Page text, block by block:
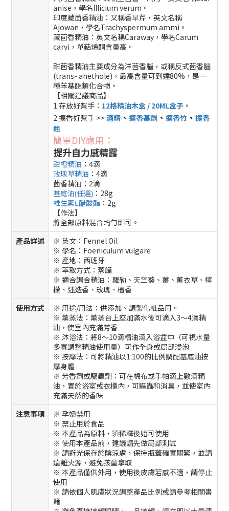
anise，學名Illicium verum。
印度藏茴香精油：又稱香旱芹，英文名稱
Ajowan，學名Trachyspermum ammi。
藏茴香精油：英文名稱Caraway，學名Carum
carvi，單萜烯酮含量高。
甜茴香精油主要成分為洋茴香腦，或稱反式茴香腦
(trans- anethole)，最高含量可到達80%，是一
種苯基醚類化合物。
【相關建議商品】
1.存放好幫手： 12格精油木盒 / 20ML盒子 。
2.擴香好幫手 >> 酒精 、 擴香基劑 、 擴香竹 、 擴香
瓶
簡單DIY應用：
提升自力感精露
甜橙精油 ：4滴
玫瑰草精油 ：4滴
茴香精油：2滴
基底油(任選) ：28g
維生素E醋酸酯 ：2g
【作法】
將全部原料混合均勻即可。
產品詳述
※ 英文：Fennel Oil
※ 學名：Foeniculum vulgare
※ 產地：西班牙
※ 萃取方式：蒸餾
※ 適合調合精油：羅勒、天竺葵、薑、薰衣草、檸
檬、迷迭香、玫瑰、檀香
使用方式
※ 用途/用法：供添加、調製化粧品用。
※ 薰蒸法：薰蒸台上座加滿水後可滴入3～4滴精
油，使室內充滿芳香
※ 沐浴法：將8～10滴精油滴入浴盆中（可視水量
多寡調整精油使用量）可作全身或局部浸泡
※ 按摩法：可將精油以1:100的比例調配基底油按
摩身體
※ 芳香劑或驅蟲劑：可在棉布或手帕滴上數滴精
油，置於浴室或衣櫃內，可驅蟲和消臭，並使室內
充滿天然的香味
注意事項
※ 孕婦禁用
※ 禁止用於食品
※ 本產品為原料，須稀釋後始可使用
※ 使用本產品前，建議請先做局部測試
※ 請避光保存於陰涼處，保持瓶蓋確實關緊，並請
遠離火源，避免孩童拿取
※ 本產品僅供外用，使用後皮膚若感不適，請停止
使用
※ 請依個人肌膚狀況調整產品比例或請參考相關書
籍